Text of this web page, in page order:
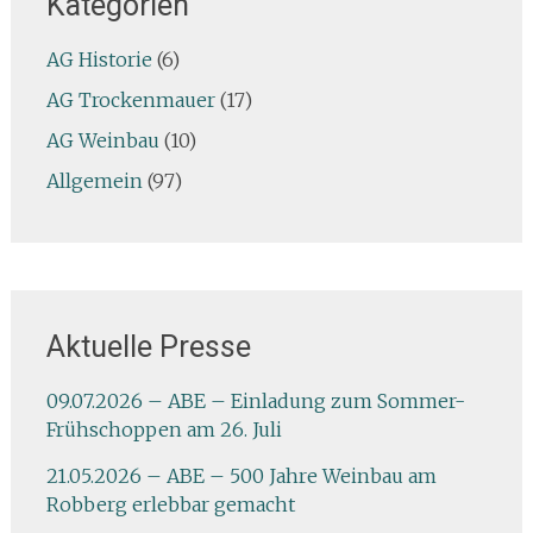
AG Historie (6)
AG Trockenmauer(17)
AG Weinbau (10)
Allgemein(97)
Aktuelle Presse
09.07.2026 – ABE – Einladung zum Sommer-
Frühschoppen am 26. Juli
21.05.2026 – ABE – 500 Jahre Weinbau am
Robberg erlebbar gemacht